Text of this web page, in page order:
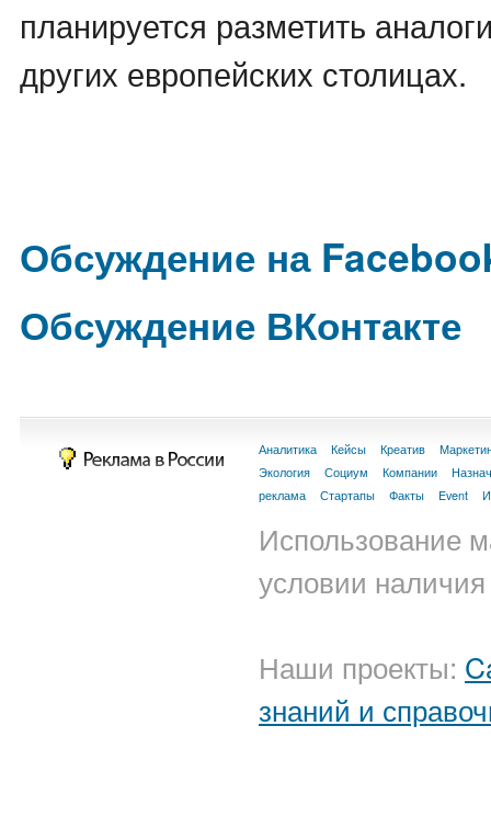
планируется разметить
других европейских столицах.
Обсуждение на
Обсуждение ВКонтакте
Аналитика Кейсы Креатив
Экология
Социум Компании
реклама
Стартапы Факты Event
Использование
условии
Наши проекты:
знаний и